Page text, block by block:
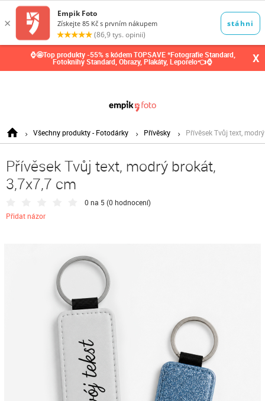
⌚🤩Top produkty -55% s kódem TOPSAVE *Fotografie Standard,
Fotoknihy Standard, Obrazy, Plakáty, Leporelo👈⌚ X
Všechny produkty - Fotodárky Přívěsky Přívěsek Tvůj text,
Přívěsek Tvůj text, modrý brokát,
3,7x7,7 cm
0 na 5 (0 hodnocení)
Přidat názor